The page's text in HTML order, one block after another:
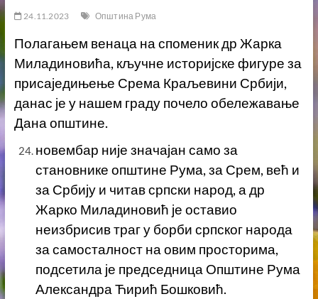
24.11.2023 Општина Рума
Полагањем венаца на споменик др Жарка
Миладиновића, кључне историјске фигуре за
присаједињење Срема Краљевини Србији,
данас је у нашем граду почело обележавање
Дана општине.
новембар није значајан само за
становнике општине Рума, за Срем, већ и
за Србију и читав српски народ, а др
Жарко Миладиновић је оставио
неизбрисив траг у борби српског народа
за самосталност на овим просторима,
подсетила је председница Општине Рума
Александра Ћирић Бошковић.